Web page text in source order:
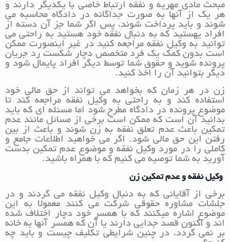
مبحث مادی مهریه و نفقه ارتباط خاصی با یکدیگر دارند و
هر یک از آنها به صورت جداگانه در دادگاه محاسبه می
شوند و باید پرداخت شوند، پس اگر شما جز آن دسته از
افراد یهستید که به دنبال نفقه خود هستید به راحتی می
توانید به وکیل نفقه مراجعه کنید در غیر اینصورت ممکن
است بدون کمک یک فرد متخصص دچار شکست رد جریان
پرونده شوید و حقوق شما توسط دیگر افراد پایمال شود و
دیگر بتوانید آن را اخذ کنید.
زن در هر زمان که بخواهد می تواند از حق مالی خود
استفاده کند و به راحتی به وکیل نفقه مراجعه کند تا
موضوع پرونده در دادگاه مطرح شود اما مسئله ای که باید
بدانید آن است که ممکن است برخی از مسائل مانند عدم
تمکین باعث عدم تعلق نفقه به زن شوند و باعث از بین
رفتن این حق مالی شود. اگر می خواهید اطلاعات جامع و
کاملی را در مورد وکیل نفقه و موضوع عدم تمکین بدست
آورید به شما توصیه می کنیم که با همراه باشید.
وکیل نفقه و عدم تمکین زن
برخی از آقایانی که به دنبال وکیل نفقه می گردند و در
جلشات مشاوره حقوقی شرکت می کنند معمولا به این
موضوع اشاره میکنند که با همسر خود دچار اختلاف شده
اند و اکنون قصد جدایی دارند یا آن که همسر آنها به خانه
بر نمی گردد، در چنین شرایطی تکلیف چیست و باید چه